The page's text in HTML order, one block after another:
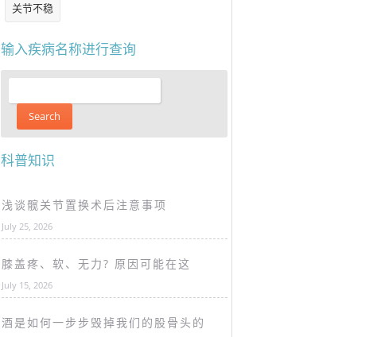
关节不稳
输入疾病名称进行查询
科普知识
浅谈髋关节置换术后注意事项
July 25, 2026
膝盖疼、软、无力? 原因可能在这
July 15, 2026
酒是如何一步步毁掉我们的股骨头的